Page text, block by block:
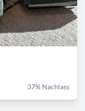
37% Nachlass